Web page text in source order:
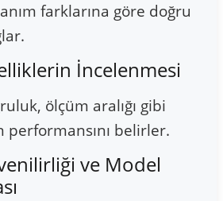
farklarına göre doğru
İncelenmesi
ölçüm aralığı gibi
performansını belirler.
ve Model